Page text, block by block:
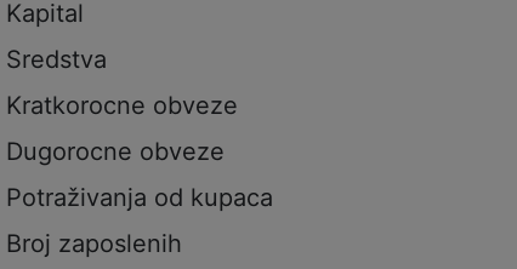
Kapital
Sredstva
Kratkorocne obveze
Dugorocne obveze
Potraživanja od kupaca
Broj zaposlenih